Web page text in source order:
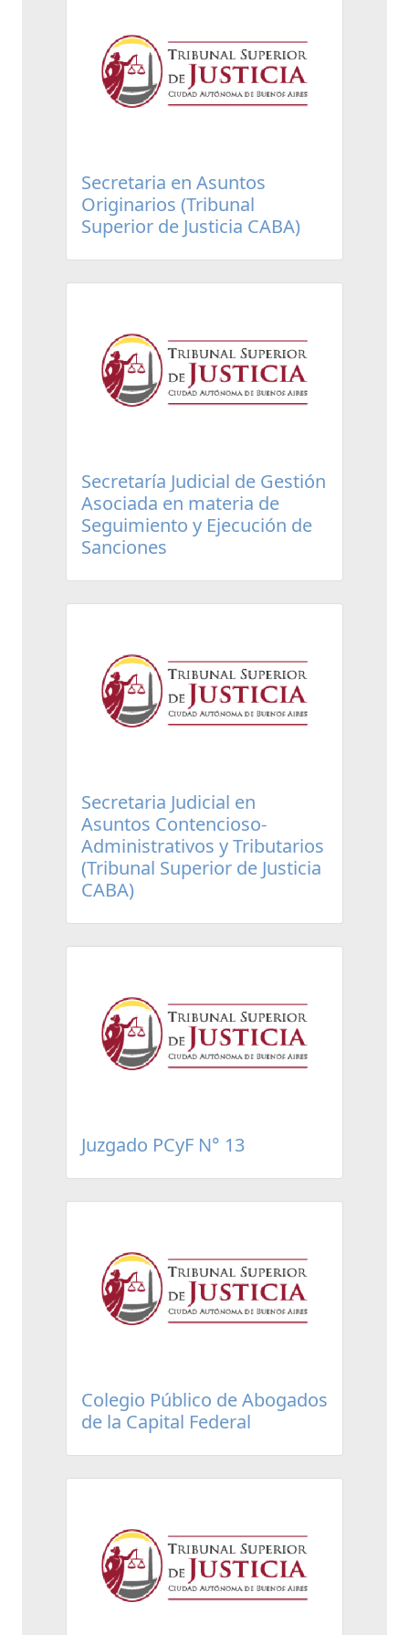
Secretaria en Asuntos
Originarios (Tribunal
Superior de Justicia CABA)
Secretaría Judicial de Gestión
Asociada en materia de
Seguimiento y Ejecución de
Sanciones
Secretaria Judicial en
Asuntos Contencioso-
Administrativos y Tributarios
(Tribunal Superior de Justicia
CABA)
Juzgado PCyF N° 13
Colegio Público de Abogados
de la Capital Federal